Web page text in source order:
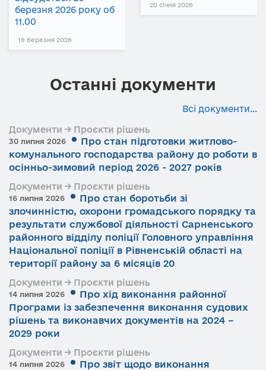
березня 2026 року об
11.00
19 березня 2026
20 січня 2026
Останні документи
Всі документи...
Документи → Проєкти рішень
30 липня 2026
Про стан підготовки житлово-
комунального господарства району до роботи в
осінньо-зимовий період 2026 - 2027 років
Документи → Проєкти рішень
16 липня 2026
Про стан боротьби зі
злочинністю, охорони громадського порядку та
результати службової діяльності Сарненського
районного відділу поліції Головного управління
Національної поліції в Рівненській області на
території району за 6 місяців 20
Документи → Проєкти рішень
14 липня 2026
Про хід виконання районної
Програми із забезпечення виконання судових
рішень та виконавчих документів на 2024 –
2029 роки
Документи → Проєкти рішень
14 липня 2026
Про звіт щодо виконання